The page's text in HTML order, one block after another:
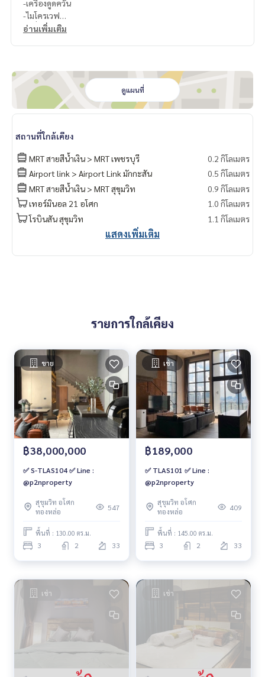
-เครื่องดูดควัน
-ไมโครเวฟ
-เครื่องทำน้ำอุ่น
สนใจติดต่อ Line ID : @p2nproperty (มี @ ด้วยค่ะ)
หรือ กดลิ้งค์นี้เพื่อแอดไลน์ :
https://lin.ee/OwLEQpV
แอดมิน064-959-8900
แอดมิน
* มีให้เลือกอีกหลายห้อง หลายโครงการค่ะ
https://www.p2npro
perty.com
Facebook Fanpage : P2N Property
** รับฝาก ขาย-เช่า คอนโด บ้าน ที่ดิน และอสังหาริมทรัพย์ทุกชนิ
ด ทั่วกรุงเทพฯ
อ่านเพิ่มเติม
ดูแผนที่
สถานที่ใกล้เคียง
MRT สายสีน้ำเงิน > MRT เพชรบุรี
0.2 กิโลเมตร
Airport link > Airport Link มักกะสัน
0.5 กิโลเมตร
MRT สายสีน้ำเงิน > MRT สุขุมวิท
0.9 กิโลเมตร
เทอร์มินอล 21 อโศก
1.0 กิโลเมตร
โรบินสัน สุขุมวิท
1.1 กิโลเมตร
แสดงเพิ่มเติม
รายการใกล้เคียง
ขาย
฿38,000,000
✅ S-TLAS104 ✅ Line :
@p2nproperty
สุขุมวิท อโศก
ทองหล่อ
547
พื้นที่ : 130.00 ตร.ม.
3 2 33
เช่า
฿189,000
✅ TLAS101 ✅ Line :
@p2nproperty
สุขุมวิท อโศก
ทองหล่อ
409
พื้นที่ : 145.00 ตร.ม.
3 2 33
เช่า เช่า